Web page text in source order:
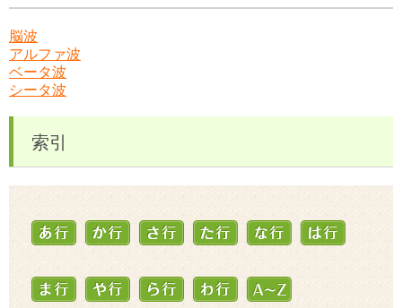
脳波
アルファ波
ベータ波
シータ波
索引